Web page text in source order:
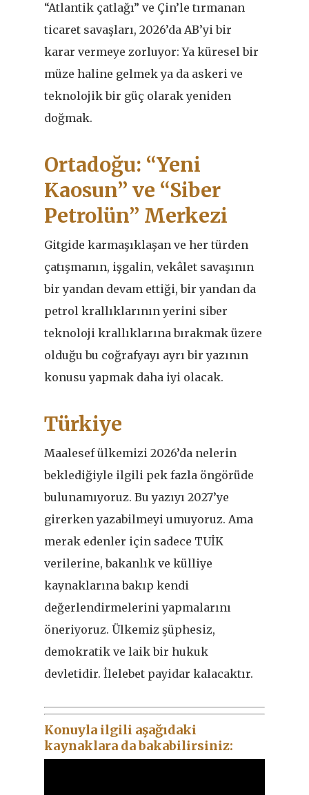
“Atlantik çatlağı” ve Çin’le tırmanan
ticaret savaşları, 2026’da AB’yi bir
karar vermeye zorluyor: Ya küresel bir
müze haline gelmek ya da askeri ve
teknolojik bir güç olarak yeniden
doğmak.
Ortadoğu: “Yeni
Kaosun” ve “Siber
Petrolün” Merkezi
Gitgide karmaşıklaşan ve her türden
çatışmanın, işgalin, vekâlet savaşının
bir yandan devam ettiği, bir yandan da
petrol krallıklarının yerini siber
teknoloji krallıklarına bırakmak üzere
olduğu bu coğrafyayı ayrı bir yazının
konusu yapmak daha iyi olacak.
Türkiye
Maalesef ülkemizi 2026’da nelerin
beklediğiyle ilgili pek fazla öngörüde
bulunamıyoruz. Bu yazıyı 2027’ye
girerken yazabilmeyi umuyoruz. Ama
merak edenler için sadece TUİK
verilerine, bakanlık ve külliye
kaynaklarına bakıp kendi
değerlendirmelerini yapmalarını
öneriyoruz. Ülkemiz şüphesiz,
demokratik ve laik bir hukuk
devletidir. İlelebet payidar kalacaktır.
Konuyla ilgili aşağıdaki
kaynaklara da bakabilirsiniz: